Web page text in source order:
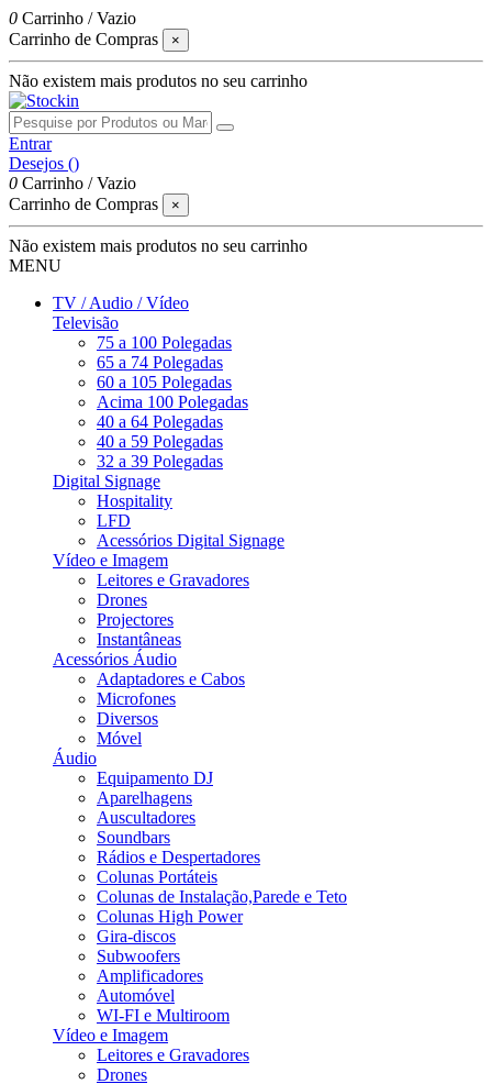
0 Carrinho /Vazio
Carrinho de Compras
×
Não existem mais produtos no seu carrinho
Entrar
Desejos ()
0 Carrinho /Vazio
Carrinho de Compras
×
Não existem mais produtos no seu carrinho
MENU
TV / Audio / Vídeo
Televisão
75 a 100 Polegadas
65 a 74 Polegadas
60 a 105 Polegadas
Acima 100 Polegadas
40 a 64 Polegadas
40 a 59 Polegadas
32 a 39 Polegadas
Digital Signage
Hospitality
LFD
Acessórios Digital Signage
Vídeo e Imagem
Leitores e Gravadores
Drones
Projectores
Instantâneas
Acessórios Áudio
Adaptadores e Cabos
Microfones
Diversos
Móvel
Áudio
Equipamento DJ
Aparelhagens
Auscultadores
Soundbars
Rádios e Despertadores
Colunas Portáteis
Colunas de Instalação,Parede e Teto
Colunas High Power
Gira-discos
Subwoofers
Amplificadores
Automóvel
WI-FI e Multiroom
Vídeo e Imagem
Leitores e Gravadores
Drones